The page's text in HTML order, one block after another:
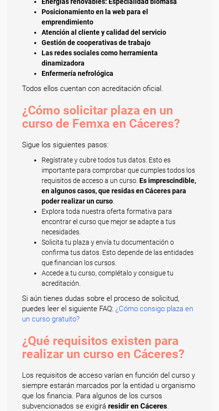
Posicionamiento en la web para el
emprendimiento
Atención al cliente y calidad del servicio
Gestión de cooperativas de trabajo
Las redes sociales como herramienta
dinamizadora
Enfermería nefrológica
Todos ellos cuentan con acreditación oficial.
¿Cómo solicitar plaza en un
curso de Femxa en Cáceres?
Sigue los siguientes pasos:
Regístrate y cubre todos tus datos. Esto es
importante para comprobar que cumples todos los
requisitos de acceso a un curso. Es imprescindible,
en algunos casos, que residas en Cáceres para
poder realizar un curso
Explora toda nuestra oferta formativa para
encontrar el curso que mejor se adapte a tus
necesidades.
Solicita tu plaza y envía tu documentación o
confirma tus datos. Esto depende de las entidades
que financian los cursos.
Accede a tu curso, complétalo y consigue tu
acreditación.
Si aún tienes dudas sobre el proceso de solicitud,
puedes leer el siguiente FAQ: ¿Cómo consigo plaza en
un curso gratuito?
¿Qué requisitos existen para
realizar un curso en Cáceres?
Los requisitos de acceso varían en función del curso y
siempre estarán marcados por la entidad u organismo
que los financia. Para algunos de los cursos
subvencionados se exigirá residir en Cáceres.